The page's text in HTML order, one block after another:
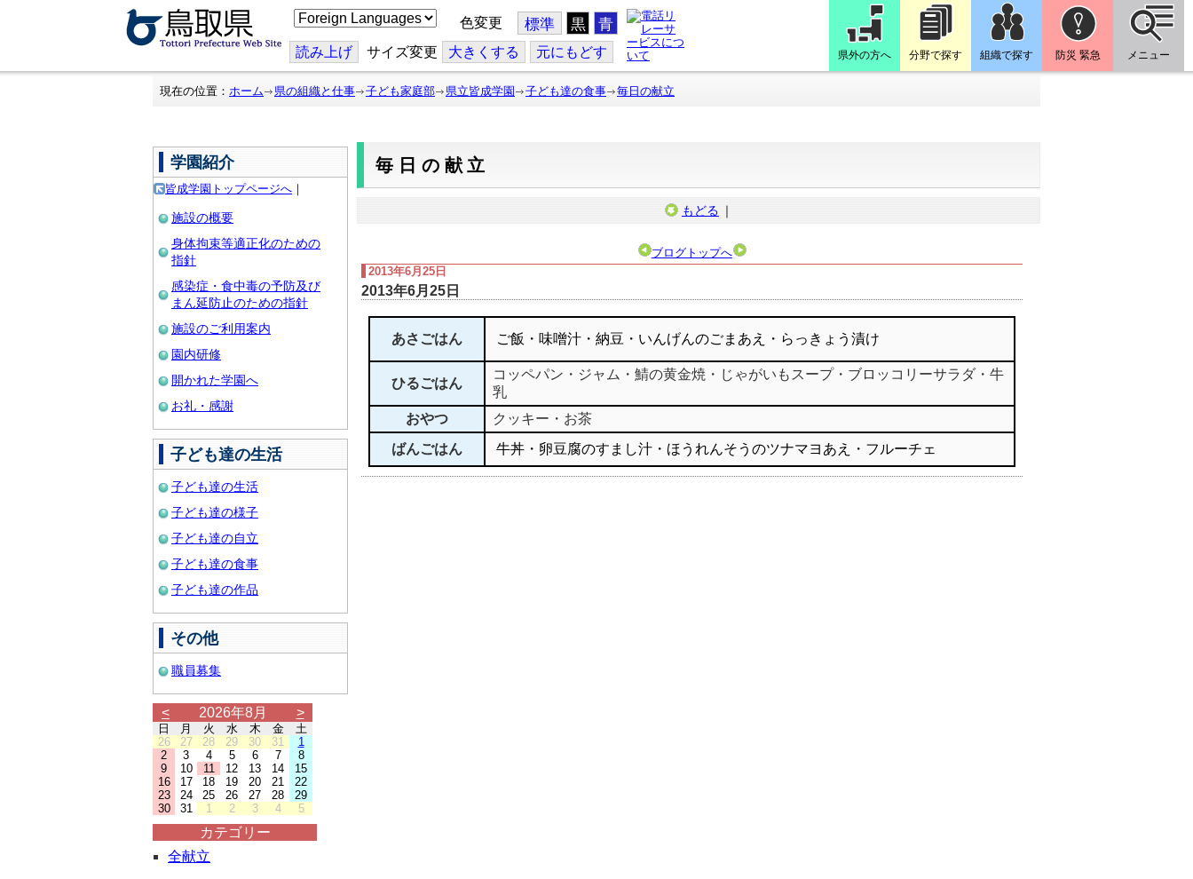
こ
の
ジ
を
翻
色変更 標準 黒 青
読み上げ サイズ変更 大きくする 元にもどす 県外の方へ 分野で探す 組織で探す 防災 緊急 メニュー
現在の位置： ホーム 県の組織と仕事 子ども家庭部 県立皆成学園 子ども達の食事 毎日の献立
学園紹介
皆成学園トップページへ ｜
施設の概要
身体拘束等適正化のための
指針
感染症・食中毒の予防及び
まん延防止のための指針
施設のご利用案内
園内研修
開かれた学園へ
お礼・感謝
子ども達の生活
子ども達の生活
子ども達の様子
子ども達の自立
子ども達の食事
子ども達の作品
その他
職員募集
< 2026年8月 >
日 月 火 水 木 金
土
26
27 28 29 30 31
1
2
3 4 5 6 7
8
9
10 11 12 13 14
15
16
17 18 19 20 21
22
23
24 25 26 27 28
29
30
31 1 2 3 4 5
カテゴリー
全献立
毎日の献立
もどる ｜
ブログトップへ
2013年6月25日
2013年6月25日
あさごはん ご飯・味噌汁・納豆・いんげんのごまあえ・らっきょう漬け
ひるごはん
コッペパン・ジャム・鯖の黄金焼・じゃがいもスープ・ブロッコリーサラダ・牛
乳
おやつ
クッキー・お茶
ばんごはん
牛丼・卵豆腐のすまし汁・ほうれんそうのツナマヨあえ・フルーチェ